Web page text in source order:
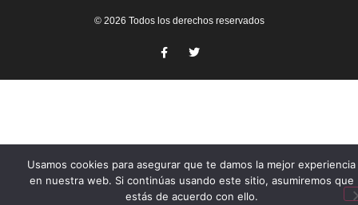
© 2026 Todos los derechos reservados
Usamos cookies para asegurar que te damos la mejor experiencia
en nuestra web. Si continúas usando este sitio, asumiremos que
estás de acuerdo con ello.